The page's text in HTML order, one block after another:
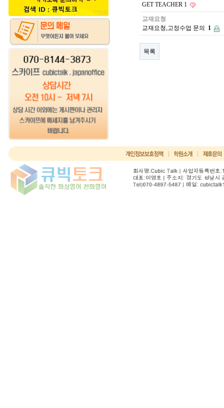
GET TEACHER 1
교재요청
교재요청,고정수업 문의
1
목록